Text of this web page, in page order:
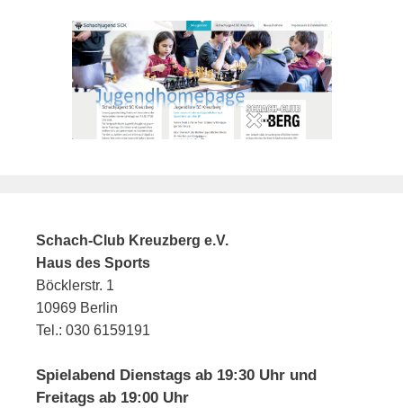
Schach-Club Kreuzberg e.V.
Haus des Sports
Böcklerstr. 1
10969 Berlin
Tel.: 030 6159191
Spielabend Dienstags ab 19:30 Uhr und
Freitags ab 19:00 Uhr